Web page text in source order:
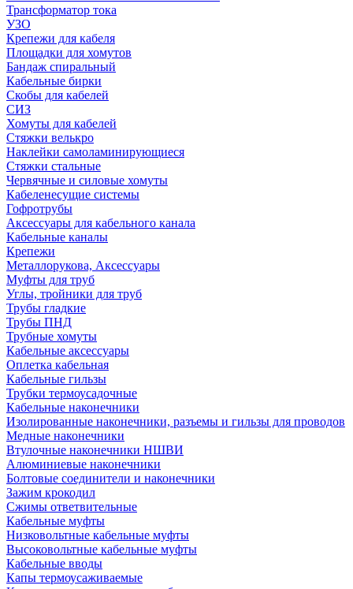
Трансформатор тока
УЗО
Крепежи для кабеля
Площадки для хомутов
Бандаж спиральный
Кабельные бирки
Cкобы для кабелей
СИЗ
Хомуты для кабелей
Стяжки велькро
Наклейки самоламинирующиеся
Стяжки стальные
Червячные и силовые хомуты
Кабеленесущие системы
Гофротрубы
Аксессуары для кабельного канала
Кабельные каналы
Крепежи
Металлорукова, Аксессуары
Муфты для труб
Углы, тройники для труб
Трубы гладкие
Трубы ПНД
Трубные хомуты
Кабельные аксессуары
Оплетка кабельная
Кабельные гильзы
Трубки термоусадочные
Кабельные наконечники
Изолированные наконечники, разъемы и гильзы для проводов
Медные наконечники
Втулочные наконечники НШВИ
Алюминиевые наконечники
Болтовые соединители и наконечники
Зажим крокодил
Сжимы ответвительные
Кабельные муфты
Низковольтные кабельные муфты
Высоковольтные кабельные муфты
Кабельные вводы
Капы термоусаживаемые